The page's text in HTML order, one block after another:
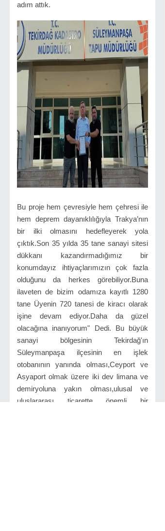
adım attık.
Bu proje hem çevresiyle hem çehresi ile
hem deprem dayanıklılığıyla Trakya’nın
bir ilki olmasını hedefleyerek yola
çıktık.Son 35 yılda 35 tane sanayi sitesi
dükkanı kazandırmadığımız bir
konumdayız ihtiyaçlarımızın çok fazla
olduğunu da herkes görebiliyor.Buna
ilaveten de bizim odamıza kayıtlı 1280
tane Üyenin 720 tanesi de kiracı olarak
işine devam ediyor.Daha da güzel
olacağına inanıyorum" Dedi. Bu büyük
sanayi bölgesinin Tekirdağ'ın
Süleymanpaşa ilçesinin en işlek
otobanının yanında olması,Ceyport ve
Asyaport olmak üzere iki dev limana ve
demiryoluna yakın olması,ulusal ve
uluslararası ticarette önemli bir